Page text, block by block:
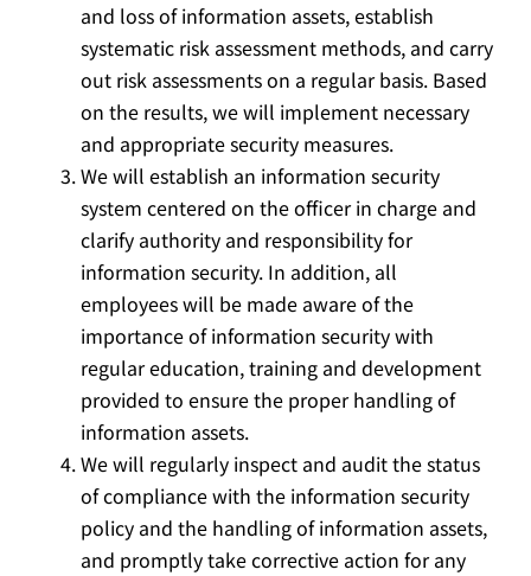
and loss of information assets, establish
systematic risk assessment methods, and carry
out risk assessments on a regular basis. Based
on the results, we will implement necessary
and appropriate security measures.
We will establish an information security
system centered on the officer in charge and
clarify authority and responsibility for
information security. In addition, all
employees will be made aware of the
importance of information security with
regular education, training and development
provided to ensure the proper handling of
information assets.
We will regularly inspect and audit the status
of compliance with the information security
policy and the handling of information assets,
and promptly take corrective action for any